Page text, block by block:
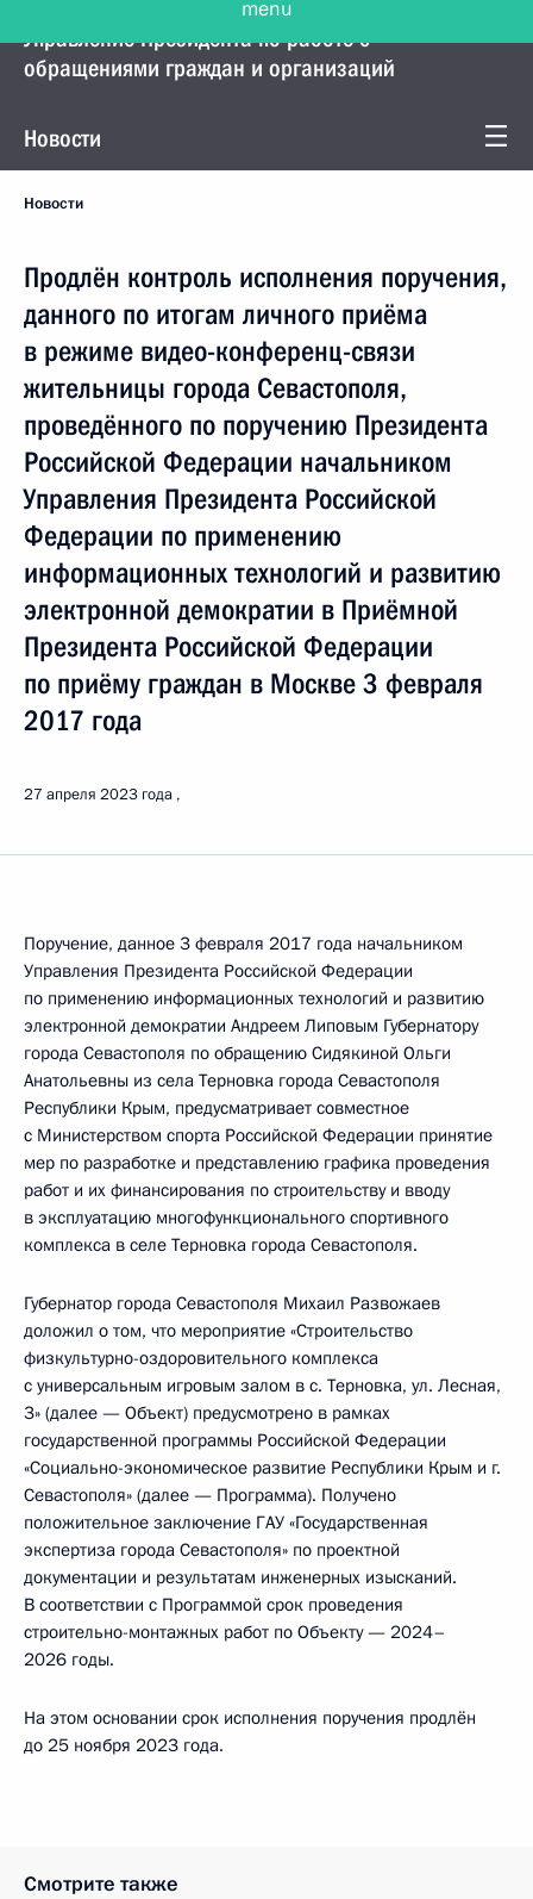
Управление Президента по работе с
обращениями граждан и организаций
Новости
Новости
Продлён контроль исполнения поручения,
данного по итогам личного приёма
в режиме видео-конференц-связи
жительницы города Севастополя,
проведённого по поручению Президента
Российской Федерации начальником
Управления Президента Российской
Федерации по применению
информационных технологий и развитию
электронной демократии в Приёмной
Президента Российской Федерации
по приёму граждан в Москве 3 февраля
2017 года
27 апреля 2023 года
Поручение, данное 3 февраля 2017 года начальником
Управления Президента Российской Федерации
по применению информационных технологий и развитию
электронной демократии Андреем Липовым Губернатору
города Севастополя по обращению Сидякиной Ольги
Анатольевны из села Терновка города Севастополя
Республики Крым, предусматривает совместное
с Министерством спорта Российской Федерации принятие
мер по разработке и представлению графика проведения
работ и их финансирования по строительству и вводу
в эксплуатацию многофункционального спортивного
комплекса в селе Терновка города Севастополя.
Губернатор города Севастополя Михаил Развожаев
доложил о том, что мероприятие «Строительство
физкультурно-оздоровительного комплекса
с универсальным игровым залом в с. Терновка, ул. Лесная,
3» (далее — Объект) предусмотрено в рамках
государственной программы Российской Федерации
«Социально-экономическое развитие Республики Крым и г.
Севастополя» (далее — Программа). Получено
положительное заключение ГАУ «Государственная
экспертиза города Севастополя» по проектной
документации и результатам инженерных изысканий.
В соответствии с Программой срок проведения
строительно-монтажных работ по Объекту — 2024–
2026 годы.
На этом основании срок исполнения поручения продлён
до 25 ноября 2023 года.
Смотрите также